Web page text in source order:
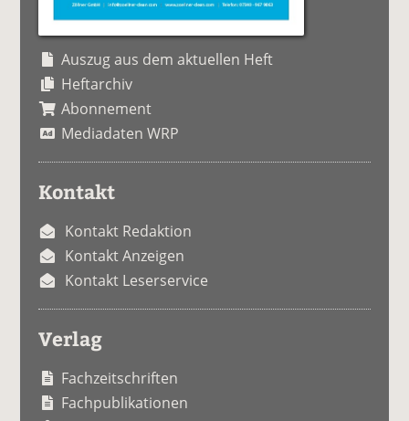
Auszug aus dem aktuellen Heft
Heftarchiv
Abonnement
Mediadaten WRP
Kontakt
Kontakt Redaktion
Kontakt Anzeigen
Kontakt Leserservice
Verlag
Fachzeitschriften
Fachpublikationen